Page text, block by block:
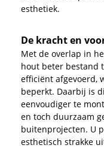
esthetiek.
De kracht en
Met de overlap in
hout beter bestand
efficiënt afgevoerd,
beperkt. Daarbij is
eenvoudiger te
en toch duurzaam
buitenprojecten. U
esthetisch strakke